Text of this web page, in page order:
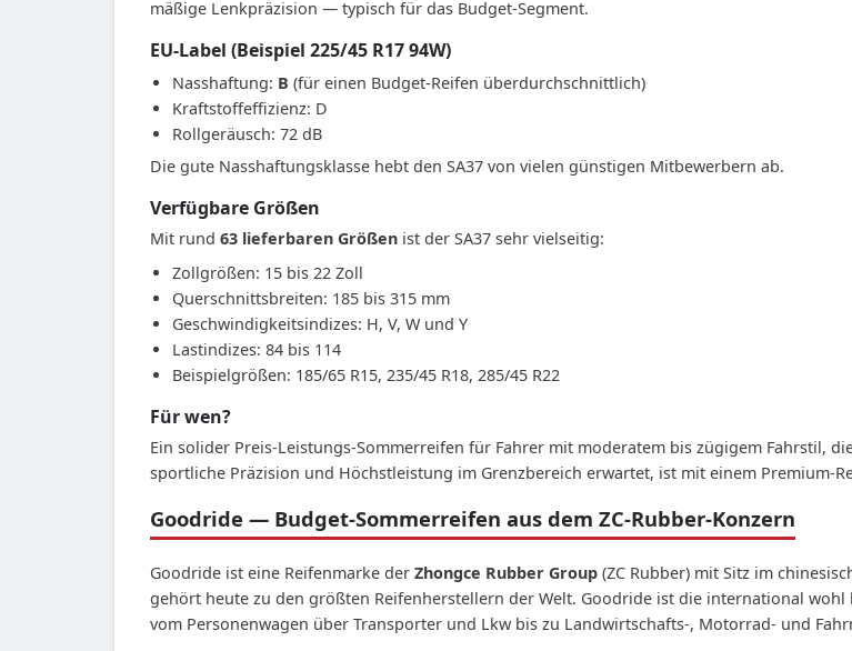
mäßige Lenkpräzision — typisch für das Budget-Segment.
EU-Label (Beispiel 225/45 R17 94W)
Nasshaftung: B (für einen Budget-Reifen überdurchschnittlich)
Kraftstoffeffizienz: D
Rollgeräusch: 72 dB
Die gute Nasshaftungsklasse hebt den SA37 von vielen günstigen Mitbewerbern ab.
Verfügbare Größen
Mit rund 63 lieferbaren Größen ist der SA37 sehr vielseitig:
Zollgrößen: 15 bis 22 Zoll
Querschnittsbreiten: 185 bis 315 mm
Geschwindigkeitsindizes: H, V, W und Y
Lastindizes: 84 bis 114
Beispielgrößen: 185/65 R15, 235/45 R18, 285/45 R22
Für wen?
Ein solider Preis-Leistungs-Sommerreifen für Fahrer mit moderatem bis zügigem Fahrstil,
sportliche Präzision und Höchstleistung im Grenzbereich erwartet, ist mit einem Premium-
Goodride — Budget-Sommerreifen aus dem ZC-Rubber-Konzern
Goodride ist eine Reifenmarke der Zhongce Rubber Group (ZC Rubber) mit Sitz im
gehört heute zu den größten Reifenherstellern der Welt. Goodride ist die international
vom Personenwagen über Transporter und Lkw bis zu Landwirtschafts-, Motorrad- und